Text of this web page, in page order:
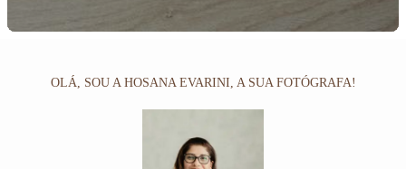
OLÁ, SOU A HOSANA EVARINI, A SUA FOTÓGRAFA!